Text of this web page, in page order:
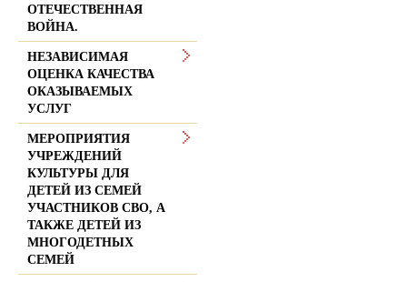
ОТЕЧЕСТВЕННАЯ
ВОЙНА.
НЕЗАВИСИМАЯ
ОЦЕНКА КАЧЕСТВА
ОКАЗЫВАЕМЫХ
УСЛУГ
МЕРОПРИЯТИЯ
УЧРЕЖДЕНИЙ
КУЛЬТУРЫ ДЛЯ
ДЕТЕЙ ИЗ СЕМЕЙ
УЧАСТНИКОВ СВО, А
ТАКЖЕ ДЕТЕЙ ИЗ
МНОГОДЕТНЫХ
СЕМЕЙ